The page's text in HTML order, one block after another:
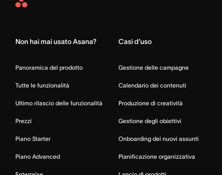
Asana
Non hai mai usato Asana?
Panoramica del prodotto
Tutte le funzionalità
Ultimo rilascio delle funzionalità
Prezzi
Piano Starter
Piano Advanced
Casi d’uso
Gestione delle campagne
Calendario dei contenuti
Produzione di creatività
Gestione degli obiettivi
Onboarding dei nuovi assunti
Pianificazione organizzativa